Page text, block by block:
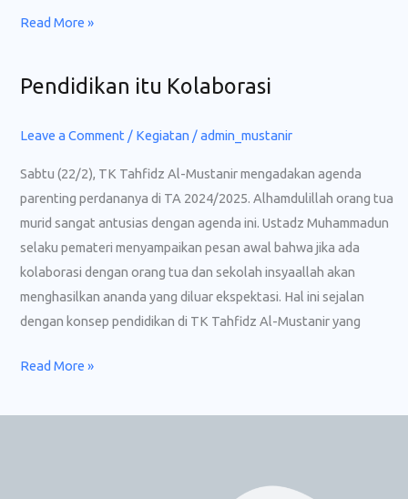
Read More »
Pendidikan itu Kolaborasi
Leave a Comment / Kegiatan /admin_mustanir
Sabtu (22/2), TK Tahfidz Al-Mustanir mengadakan agenda
parenting perdananya di TA 2024/2025. Alhamdulillah orang tua
murid sangat antusias dengan agenda ini. Ustadz Muhammadun
selaku pemateri menyampaikan pesan awal bahwa jika ada
kolaborasi dengan orang tua dan sekolah insyaallah akan
menghasilkan ananda yang diluar ekspektasi. Hal ini sejalan
dengan konsep pendidikan di TK Tahfidz Al-Mustanir yang
Pendidikan
Kolaborasi
Read More »